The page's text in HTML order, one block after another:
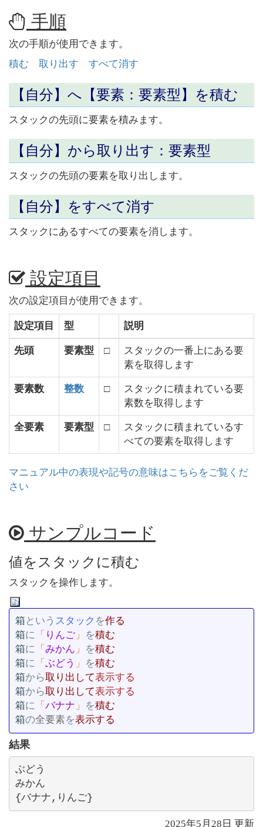
手順
次の手順が使用できます。
積む
取り出す すべて消す
【自分】へ【要素：要素型】を積む
スタックの先頭に要素を積みます。
【自分】から取り出す ：要素型
スタックの先頭の要素を取り出します。
【自分】をすべて消す
スタックにあるすべての要素を消します。
設定項目
次の設定項目が使用できます。
設定項目 型 説明
先頭 要素型 □
スタックの一番上にある要
素を取得します
要素数 整数 □
スタックに積まれている要
素数を取得します
全要素 要素型 □
スタックに積まれているす
べての要素を取得します
マニュアル中の表現や記号の意味はこちらをご覧くだ
さい
サンプルコード
値をスタックに積む
スタックを操作します。
箱 という スタック を
箱に 「 りんご」 を
箱に 「 みかん 」 を
箱に 「 ぶどう 」 を
箱から取り出して
箱から取り出して
箱に 「 バナナ 」 を
箱の全要素を表示する
結果
ぶどう
みかん
{バナナ,りんご}
2025年5月28日 更新